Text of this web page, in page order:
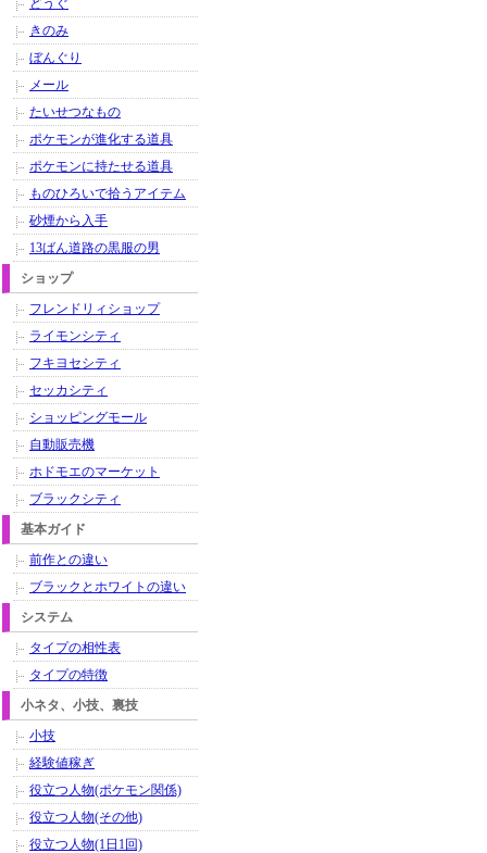
どうぐ
きのみ
ぼんぐり
メール
たいせつなもの
ポケモンが進化する道具
ポケモンに持たせる道具
ものひろいで拾うアイテム
砂煙から入手
13ばん道路の黒服の男
ショップ
フレンドリィショップ
ライモンシティ
フキヨセシティ
セッカシティ
ショッピングモール
自動販売機
ホドモエのマーケット
ブラックシティ
基本ガイド
前作との違い
ブラックとホワイトの違い
システム
タイプの相性表
タイプの特徴
小ネタ、小技、裏技
小技
経験値稼ぎ
役立つ人物(ポケモン関係)
役立つ人物(その他)
役立つ人物(1日1回)